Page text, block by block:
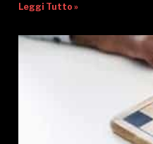
Leggi Tutto »